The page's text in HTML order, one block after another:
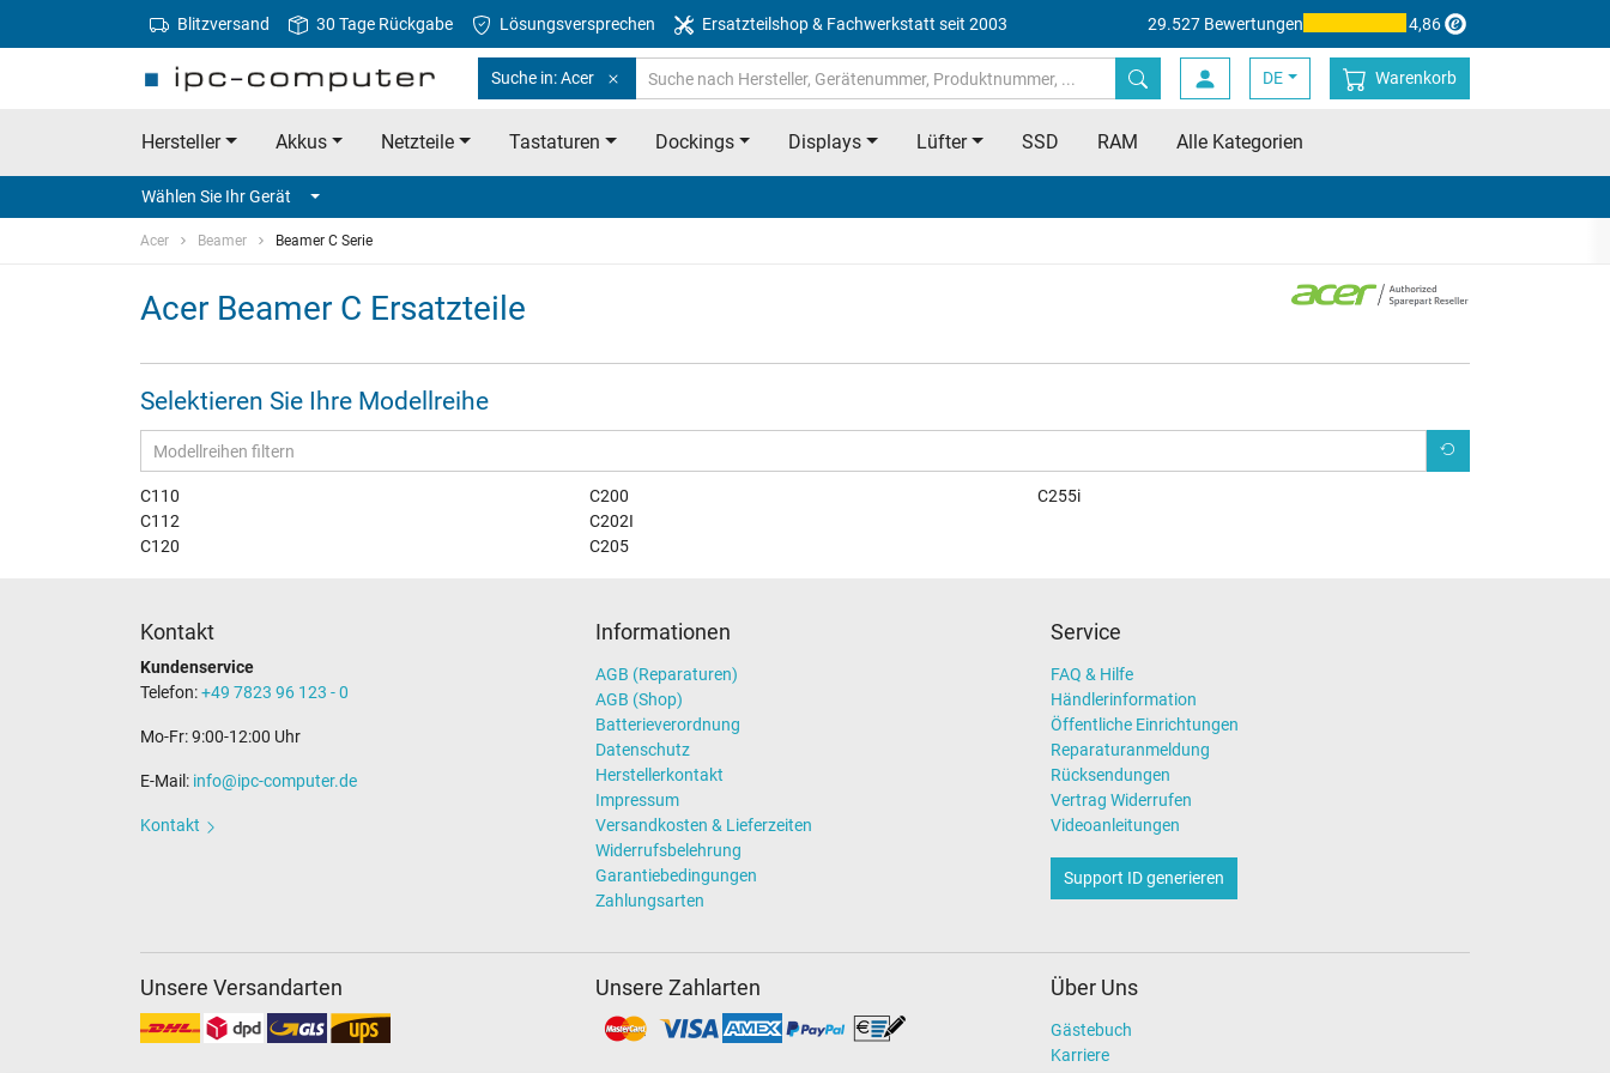
Blitzversand 30 Tage Rückgabe Lösungsversprechen Ersatzteilshop & Fachwerkstatt seit 2003 29.527 Bewertungen 4,86
Suche in: Acer DE Warenkorb
Hersteller Akkus Netzteile Tastaturen Dockings Displays Lüfter SSD RAM Alle Kategorien
Wählen Sie Ihr Gerät
Acer Beamer Beamer C Serie
Acer Beamer C Ersatzteile
Selektieren Sie Ihre Modellreihe
C110
C112
C120
C200
C202I
C205
C255i
Kontakt
Kundenservice
Telefon:+49 7823 96 123 - 0
Mo-Fr: 9:00-12:00 Uhr
E-Mail: info@ipc-computer.de
Kontakt
Informationen
AGB (Reparaturen)
AGB (Shop)
Batterieverordnung
Datenschutz
Herstellerkontakt
Impressum
Versandkosten & Lieferzeiten
Widerrufsbelehrung
Garantiebedingungen
Zahlungsarten
Service
FAQ & Hilfe
Händlerinformation
Öffentliche Einrichtungen
Reparaturanmeldung
Rücksendungen
Vertrag Widerrufen
Videoanleitungen
Support ID generieren
Über Uns
Gästebuch
Karriere
Unsere Versandarten Unsere Zahlarten